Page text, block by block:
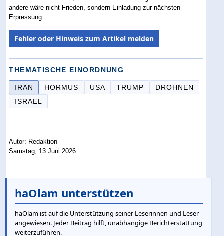
andere wäre nicht Frieden, sondern Einladung zur nächsten
Erpressung.
Fehler oder Hinweis zum Artikel melden
THEMATISCHE EINORDNUNG
IRAN HORMUS USA TRUMP
DROHNEN
ISRAEL
Autor: Redaktion
Samstag, 13 Juni 2026
haOlam unterstützen
haOlam ist auf die Unterstützung seiner Leserinnen und Leser
angewiesen. Jeder Beitrag hilft, unabhängige Berichterstattung
weiterzuführen.